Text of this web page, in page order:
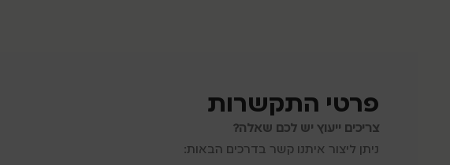
פרטי התקשרות
צריכים ייעוץ יש לכם שאלה?
ניתן ליצור איתנו קשר בדרכים הבאות: